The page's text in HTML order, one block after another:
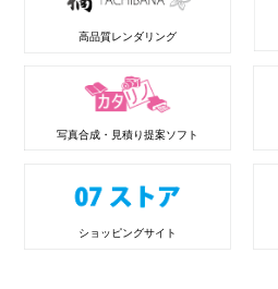
高品質レンダリング
写真合成・見積り提案ソフト
ショッピングサイト